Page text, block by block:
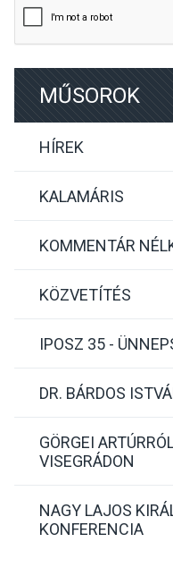
MŰSOROK
HÍREK
KALAMÁRIS
KOMMENTÁR
KÖZVETÍTÉS
IPOSZ 35 -
DR. BÁRDOS
GÖRGEI
VISEGRÁDON
NAGY LAJOS
KONFERENCIA